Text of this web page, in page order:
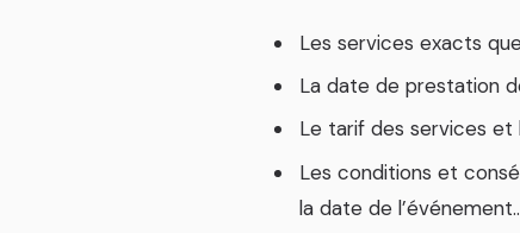
Les services exacts
La date de prestation
Le tarif des services et
Les conditions et
la date de